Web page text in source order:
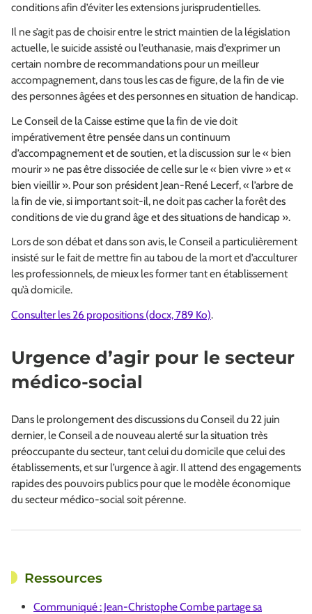
conditions afin d’éviter les extensions jurisprudentielles.
Il ne s’agit pas de choisir entre le strict maintien de la législation
actuelle, le suicide assisté ou l’euthanasie, mais d’exprimer un
certain nombre de recommandations pour un meilleur
accompagnement, dans tous les cas de figure, de la fin de vie
des personnes âgées et des personnes en situation de handicap.
Le Conseil de la Caisse estime que la fin de vie doit
impérativement être pensée dans un continuum
d’accompagnement et de soutien, et la discussion sur le « bien
mourir » ne pas être dissociée de celle sur le « bien vivre » et «
bien vieillir ». Pour son président Jean-René Lecerf, « l’arbre de
la fin de vie, si important soit-il, ne doit pas cacher la forêt des
conditions de vie du grand âge et des situations de handicap ».
Lors de son débat et dans son avis, le Conseil a particulièrement
insisté sur le fait de mettre fin au tabou de la mort et d’acculturer
les professionnels, de mieux les former tant en établissement
qu’à domicile.
Consulter les 26 propositions (docx, 789 Ko).
Urgence d’agir pour le secteur
médico-social
Dans le prolongement des discussions du Conseil du 22 juin
dernier, le Conseil a de nouveau alerté sur la situation très
préoccupante du secteur, tant celui du domicile que celui des
établissements, et sur l’urgence à agir. Il attend des engagements
rapides des pouvoirs publics pour que le modèle économique
du secteur médico-social soit pérenne.
Ressources
Communiqué : Jean-Christophe Combe partage sa